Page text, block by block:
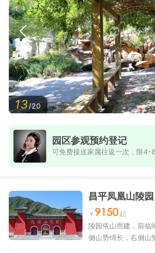
13/20
园区参观预约登记
可免费接送家属往返一次，限4-
昌平凤凰山陵园
9150
陵园依山而建，前临
侧山势绵长，右侧山